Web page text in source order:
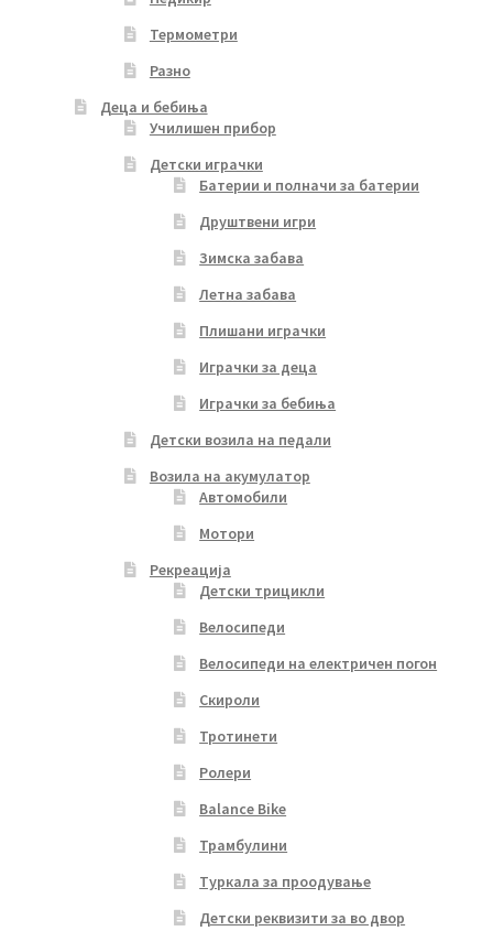
Термометри
Разно
Деца и бебиња
Училишен прибор
Детски играчки
Батерии и полначи за батерии
Друштвени игри
Зимска забава
Летна забава
Плишани играчки
Играчки за деца
Играчки за бебиња
Детски возила на педали
Возила на акумулатор
Автомобили
Мотори
Рекреација
Детски трицикли
Велосипеди
Велосипеди на електричен погон
Скироли
Тротинети
Ролери
Balance Bike
Трамбулини
Туркала за проодување
Детски реквизити за во двор